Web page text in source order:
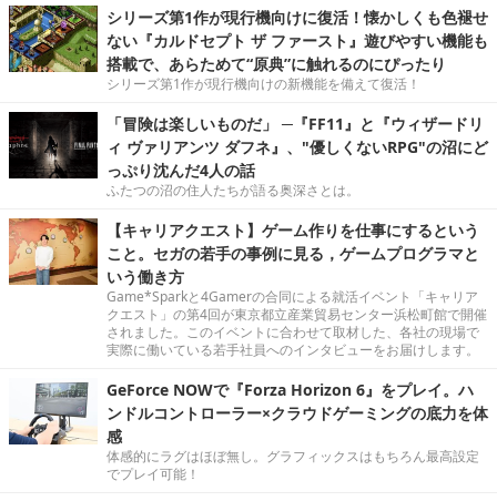
シリーズ第1作が現行機向けに復活！懐かしくも色褪せ
ない『カルドセプト ザ ファースト』遊びやすい機能も
搭載で、あらためて“原典”に触れるのにぴったり
シリーズ第1作が現行機向けの新機能を備えて復活！
「冒険は楽しいものだ」 ─『FF11』と『ウィザードリ
ィ ヴァリアンツ ダフネ』、"優しくないRPG"の沼にど
っぷり沈んだ4人の話
ふたつの沼の住人たちが語る奥深さとは。
【キャリアクエスト】ゲーム作りを仕事にするという
こと。セガの若手の事例に見る，ゲームプログラマと
いう働き方
Game*Sparkと4Gamerの合同による就活イベント「キャリア
クエスト」の第4回が東京都立産業貿易センター浜松町館で開催
されました。このイベントに合わせて取材した、各社の現場で
実際に働いている若手社員へのインタビューをお届けします。
GeForce NOWで『Forza Horizon 6』をプレイ。ハ
ンドルコントローラー×クラウドゲーミングの底力を体
感
体感的にラグはほぼ無し。グラフィックスはもちろん最高設定
でプレイ可能！